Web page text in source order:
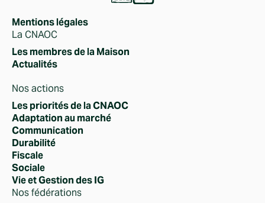
La CNAOC
Les membres de la Maison
Actualités
Nos actions
Les priorités de la CNAOC
Adaptation au marché
Communication
Durabilité
Fiscale
Sociale
Vie et Gestion des IG
Nos fédérations
Mentions légales